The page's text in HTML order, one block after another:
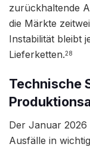
zurückhaltende
die Märkte
Instabilität bleibt
Lieferketten.28
Technische
Der Januar
Ausfälle in